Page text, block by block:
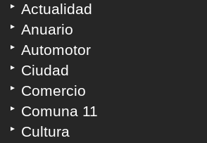
Actualidad
Anuario
Automotor
Ciudad
Comercio
Comuna 11
Cultura